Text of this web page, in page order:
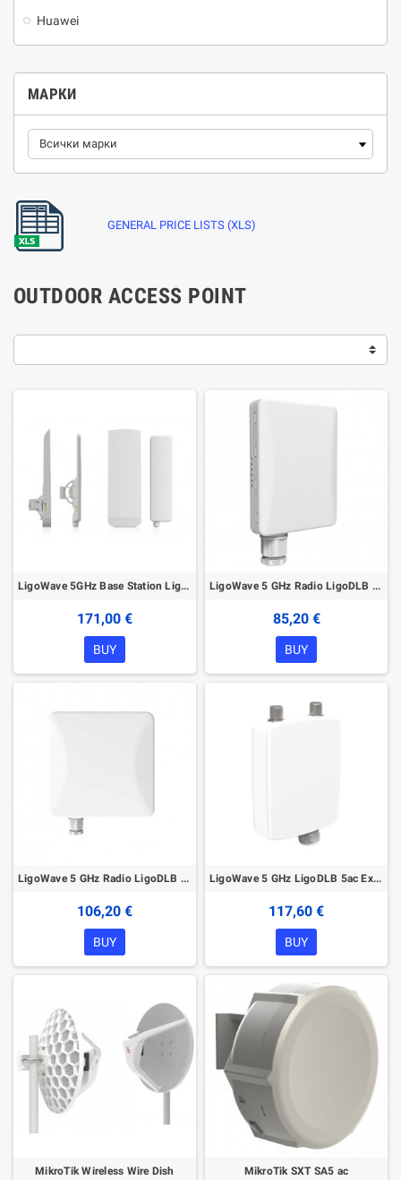
Huawei
МАРКИ
GENERAL PRICE LISTS (XLS)
OUTDOOR ACCESS POINT
LigoWave 5GHz Base Station LigoDLB 5-90 ac with Integrated Antenna
171,00 €
BUY
LigoWave 5 GHz Radio LigoDLB 5-15ac with Integrated Panel Antenna
85,20 €
BUY
LigoWave 5 GHz Radio LigoDLB 5-20ac with Integrated Panel Antenna
106,20 €
BUY
LigoWave 5 GHz LigoDLB 5ac External N-connectors
117,60 €
BUY
MikroTik Wireless Wire Dish MikroTik SXT SA5 ac